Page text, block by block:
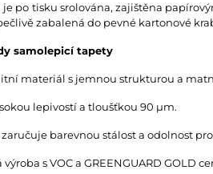
je po tisku srolována, zajištěna
zabalená do pevné kartonové
samolepicí tapety
materiál s jemnou strukturou a
lepivostí a tloušťkou 90 µm.
barevnou stálost a odolnost
s VOC a GREENGUARD GOLD